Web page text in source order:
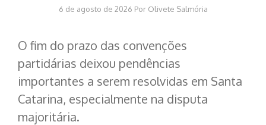
6 de agosto de 2026 Por Olivete Salmória
O fim do prazo das convenções
partidárias deixou pendências
importantes a serem resolvidas em Santa
Catarina, especialmente na disputa
majoritária.